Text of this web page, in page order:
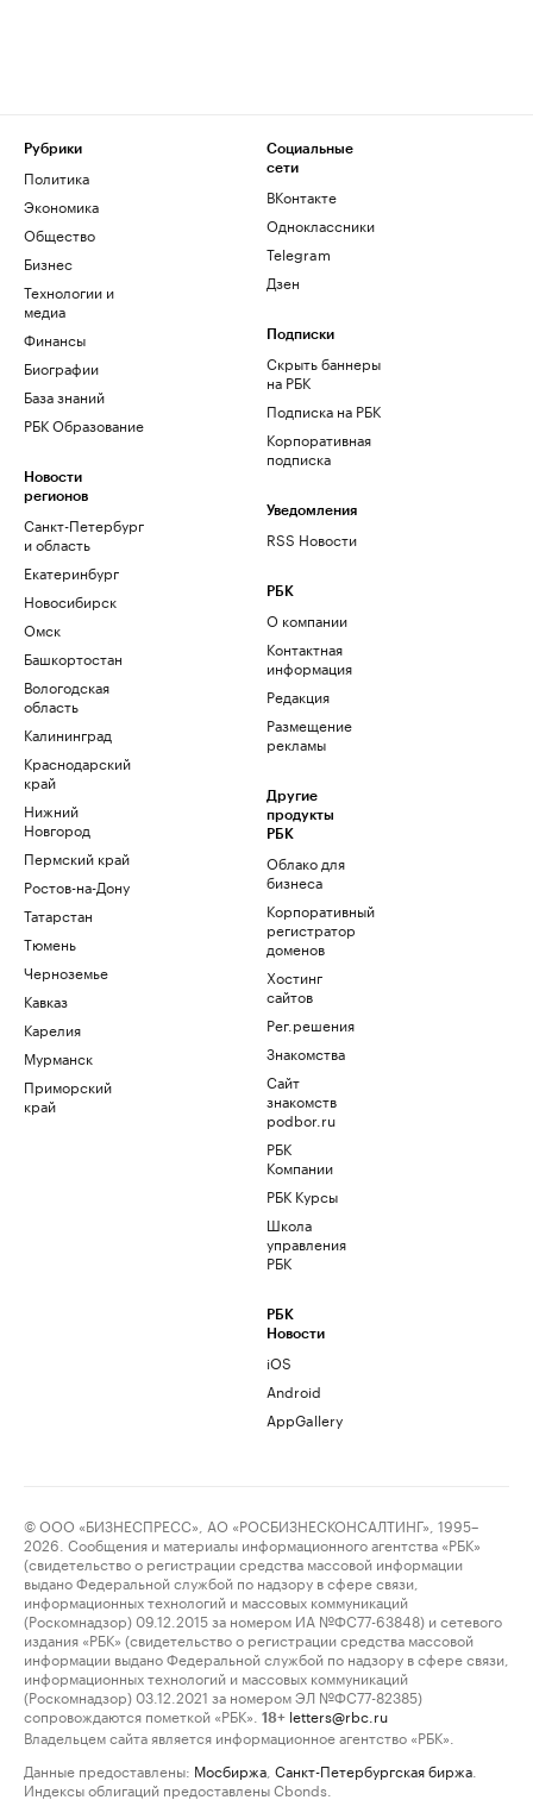
Рубрики
Политика
Экономика
Общество
Бизнес
Технологии и
медиа
Финансы
Биографии
База знаний
РБК Образование
Новости
регионов
Санкт-Петербург
и область
Екатеринбург
Новосибирск
Омск
Башкортостан
Вологодская
область
Калининград
Краснодарский
край
Нижний
Новгород
Пермский край
Ростов-на-Дону
Татарстан
Тюмень
Черноземье
Кавказ
Карелия
Мурманск
Приморский
край
Социальные
сети
ВКонтакте
Одноклассники
Telegram
Дзен
Подписки
Скрыть баннеры
на РБК
Подписка на РБК
Корпоративная
подписка
Уведомления
RSS Новости
РБК
О компании
Контактная
информация
Редакция
Размещение
рекламы
Другие
продукты
РБК
Облако для
бизнеса
Корпоративный
регистратор
доменов
Хостинг
сайтов
Рег.решения
Знакомства
Сайт
знакомств
podbor.ru
РБК
Компании
РБК Курсы
Школа
управления
РБК
РБК
Новости
iOS
Android
AppGallery
© ООО «БИЗНЕСПРЕСС», АО «РОСБИЗНЕСКОНСАЛТИНГ», 1995–
2026. Сообщения и материалы информационного агентства «РБК»
(свидетельство о регистрации средства массовой информации
выдано Федеральной службой по надзору в сфере связи,
информационных технологий и массовых коммуникаций
(Роскомнадзор) 09.12.2015 за номером ИА №ФС77-63848) и сетевого
издания «РБК» (свидетельство о регистрации средства массовой
информации выдано Федеральной службой по надзору в сфере связи,
информационных технологий и массовых коммуникаций
(Роскомнадзор) 03.12.2021 за номером ЭЛ №ФС77-82385)
сопровождаются пометкой «РБК».
18+ letters@rbc.ru
Владельцем сайта является информационное агентство «РБК».
Данные предоставлены: Мосбиржа Санкт-Петербургская биржа
Индексы облигаций предоставлены Cbonds.